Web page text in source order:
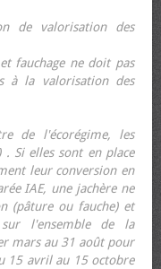
de valorisation des
fauchage ne doit pas
à la valorisation des
de l'écorégime, les
. Si elles sont en place
leur conversion en
IAE, une jachère ne
(pâture ou fauche) et
sur l'ensemble de la
mars au 31 août pour
15 avril au 15 octobre